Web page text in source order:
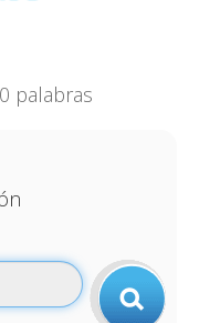
palabras